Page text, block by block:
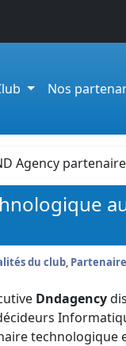
Nos
Agency
du club,
Dndagency
technologique